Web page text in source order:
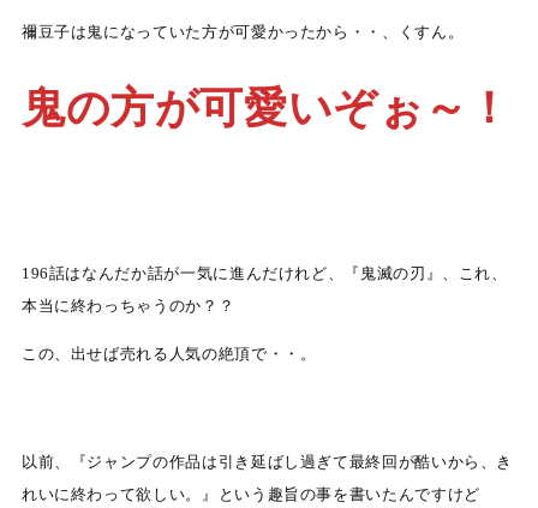
禰豆子は鬼になっていた方が可愛かったから・・、くすん。
鬼の方が可愛いぞぉ～！
196話はなんだか話が一気に進んだけれど、『鬼滅の刃』、これ、
本当に終わっちゃうのか？？
この、出せば売れる人気の絶頂で・・。
以前、『ジャンプの作品は引き延ばし過ぎて最終回が酷いから、き
れいに終わって欲しい。』という趣旨の事を書いたんですけど